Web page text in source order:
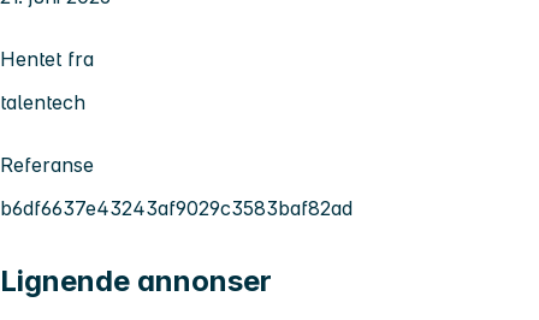
Hentet fra
talentech
Referanse
b6df6637e43243af9029c3583baf82ad
Lignende annonser